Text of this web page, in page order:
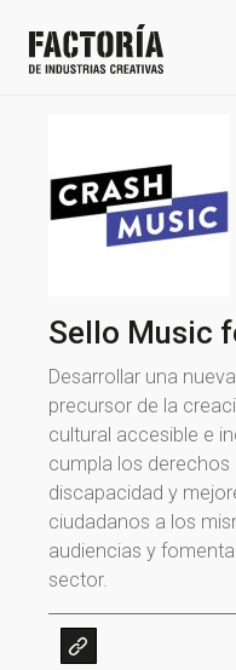
Sello Music
Desarrollar una
precursor de la
cultural accesible e
cumpla los
discapacidad y
ciudadanos a los
audiencias y
sector.